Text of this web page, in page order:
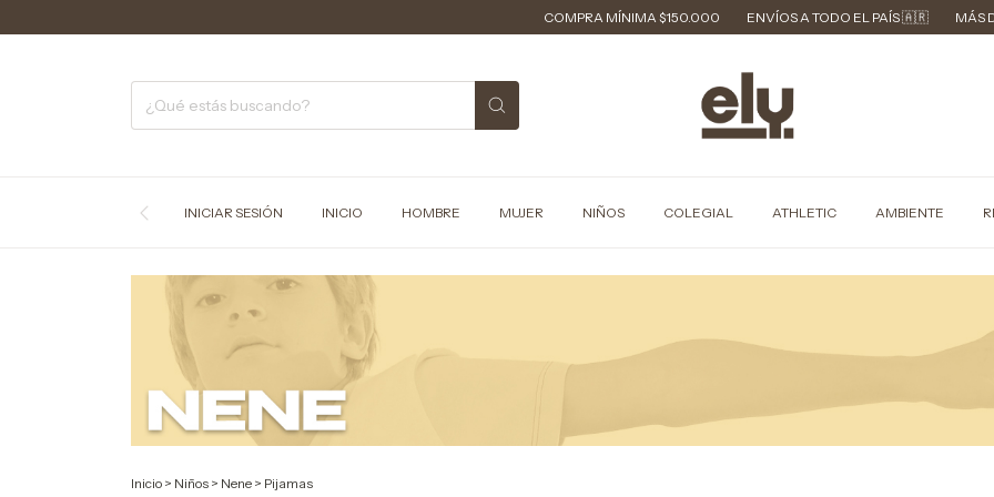
COMPRA MÍNIMA $150.000 ENVÍOS A TODO EL PAÍS 🇦🇷 MÁS DE 40
INICIAR SESIÓN INICIO HOMBRE MUJER NIÑOS COLEGIAL ATHLETIC AMBIENTE
Inicio > Niños > Nene > Pijamas